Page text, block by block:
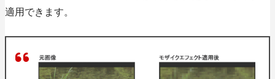
適用できます。